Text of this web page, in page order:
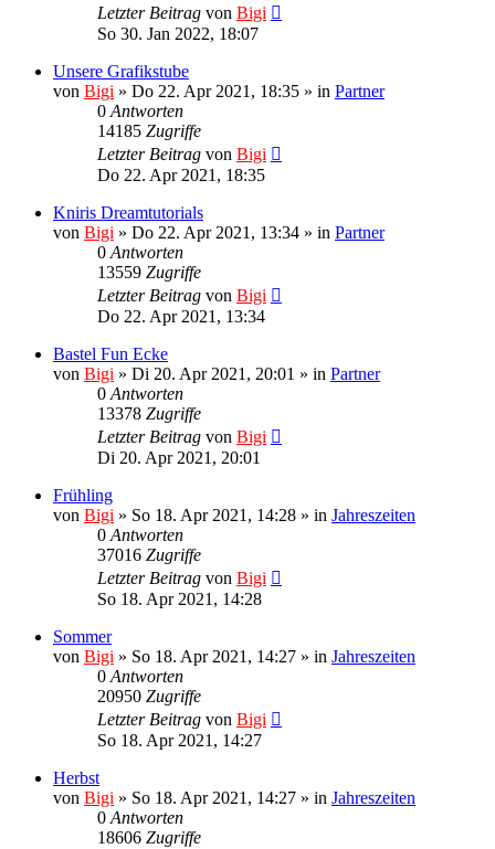
Letzter Beitrag von Bigi
So 30. Jan 2022, 18:07
Unsere Grafikstube
von Bigi » Do 22. Apr 2021, 18:35 » in Partner
0 Antworten
14185 Zugriffe
Letzter Beitrag von Bigi
Do 22. Apr 2021, 18:35
Kniris Dreamtutorials
von Bigi » Do 22. Apr 2021, 13:34 » in Partner
0 Antworten
13559 Zugriffe
Letzter Beitrag von Bigi
Do 22. Apr 2021, 13:34
Bastel Fun Ecke
von Bigi » Di 20. Apr 2021, 20:01 » in Partner
0 Antworten
13378 Zugriffe
Letzter Beitrag von Bigi
Di 20. Apr 2021, 20:01
Frühling
von Bigi » So 18. Apr 2021, 14:28 » in Jahreszeiten
0 Antworten
37016 Zugriffe
Letzter Beitrag von Bigi
So 18. Apr 2021, 14:28
Sommer
von Bigi » So 18. Apr 2021, 14:27 » in Jahreszeiten
0 Antworten
20950 Zugriffe
Letzter Beitrag von Bigi
So 18. Apr 2021, 14:27
Herbst
von Bigi » So 18. Apr 2021, 14:27 » in Jahreszeiten
0 Antworten
18606 Zugriffe